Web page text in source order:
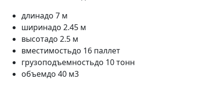
длинадо 7 м
ширинадо 2.45 м
высотадо 2.5 м
вместимостьдо 16 паллет
грузоподъемностьдо 10 тонн
объемдо 40 м3